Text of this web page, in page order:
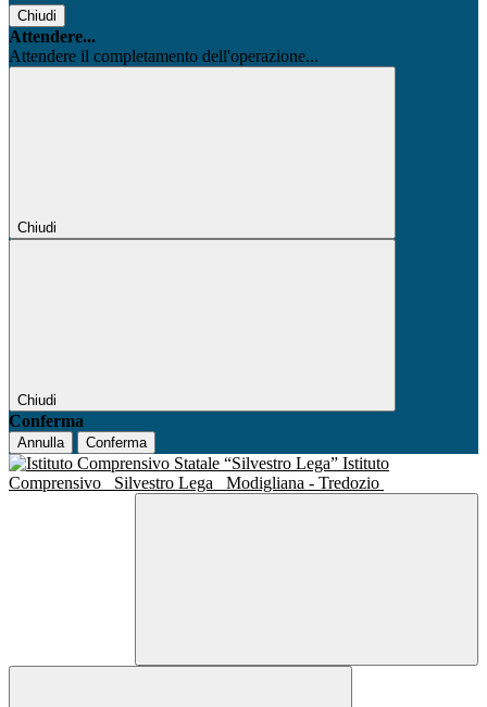
Chiudi
Attendere...
Attendere il completamento dell'operazione...
Chiudi
Chiudi
Conferma
Annulla Conferma
Istituto
Comprensivo
Silvestro Lega Modigliana - Tredozio